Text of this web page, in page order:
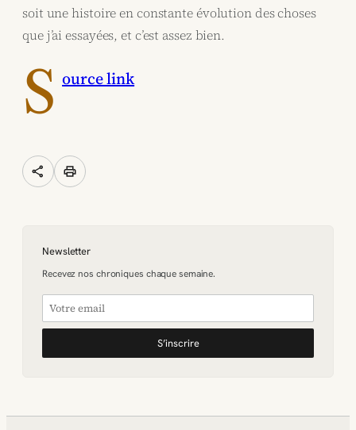
soit une histoire en constante évolution des choses
que j’ai essayées, et c’est assez bien.
S ource link
share print
Newsletter
Recevez nos chroniques chaque semaine.
S’inscrire